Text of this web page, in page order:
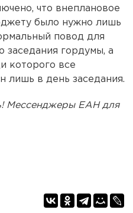
что внеплановое
было нужно лишь
повод для
заседания гордумы, а
которого все
лишь в день заседания.
Мессенджеры ЕАН для